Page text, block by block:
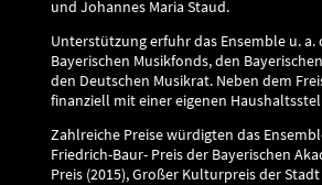
und Johannes Maria Staud.
Unterstützung erfuhr das Ensemble u.
Bayerischen Musikfonds, den
den Deutschen Musikrat. Neben dem
finanziell mit einer eigenen
Zahlreiche Preise würdigten das
Friedrich-Baur- Preis der Bayerischen
Preis (2015), Großer Kulturpreis der